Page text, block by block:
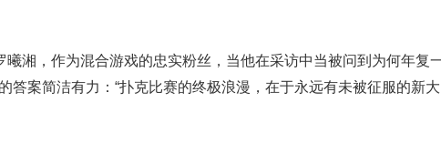
曦湘，作为混合游戏的忠实粉丝，当他在采访中当被问到为何年复
答案简洁有力：“扑克比赛的终极浪漫，在于永远有未被征服的新大